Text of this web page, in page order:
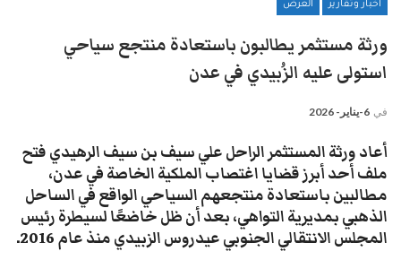
أخبار وتقارير العرض
ورثة مستثمر يطالبون باستعادة منتجع سياحي
استولى عليه الزُبيدي في عدن
في 6-يناير- 2026
أعاد ورثة المستثمر الراحل علي سيف بن سيف الرهيدي فتح
ملف أحد أبرز قضايا اغتصاب الملكية الخاصة في عدن،
مطالبين باستعادة منتجعهم السياحي الواقع في الساحل
الذهبي بمديرية التواهي، بعد أن ظل خاضعًا لسيطرة رئيس
المجلس الانتقالي الجنوبي عيدروس الزبيدي منذ عام 2016.